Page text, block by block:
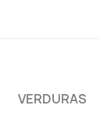
VERDURAS